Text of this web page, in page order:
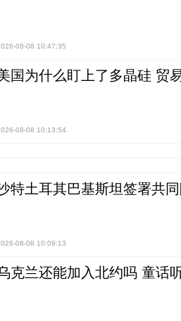
08-08 10:47:35
国为什么盯上了多晶硅 贸
08-08 10:13:54
特土耳其巴基斯坦签署共
08-08 10:09:13
克兰还能加入北约吗 童话